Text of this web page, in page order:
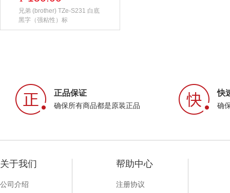
兄弟 (brother) TZe-S231 白底
黑字（强粘性）标
正品保证
确保所有商品都是原装正品
快
确
关于我们
公司介绍
帮助中心
注册协议